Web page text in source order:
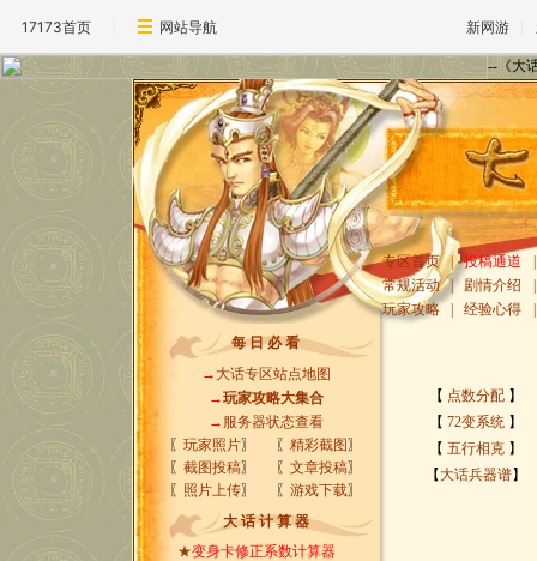
17173首页 网站导航 新网游
--《大
专区首页 投稿通道
常规活动
剧情介绍
玩家攻略
经验心得
每 日 必 看
→ 大话专区站点地图
→玩家攻略大集合
→ 服务器状态查看
〖玩家照片〗 〖精彩截图 〗
〖截图投稿〗 〖文章投稿〗
〖 照片上传〗 〖游戏下载〗
大 话 计 算 器
★变身卡修正系数计算器
【 点数分配 】
【 72变系统 】
【 五行相克 】
【 大话兵器谱】